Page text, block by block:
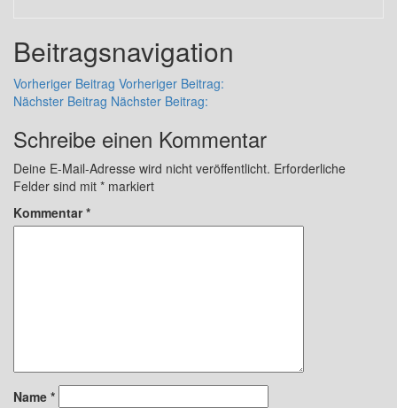
Beitragsnavigation
Vorheriger Beitrag Vorheriger Beitrag:
Nächster Beitrag Nächster Beitrag:
Schreibe einen Kommentar
Deine E-Mail-Adresse wird nicht veröffentlicht. Erforderliche
Felder sind mit * markiert
Kommentar*
Name *